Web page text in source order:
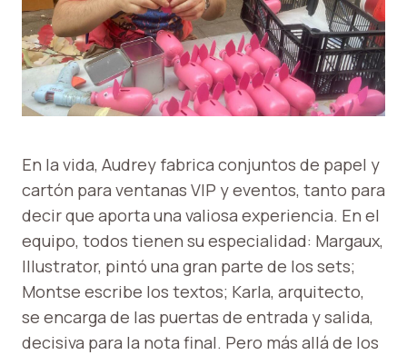
En la vida, Audrey fabrica conjuntos de papel y
cartón para ventanas VIP y eventos, tanto para
decir que aporta una valiosa experiencia. En el
equipo, todos tienen su especialidad: Margaux,
Illustrator, pintó una gran parte de los sets;
Montse escribe los textos; Karla, arquitecto,
se encarga de las puertas de entrada y salida,
decisiva para la nota final. Pero más allá de los